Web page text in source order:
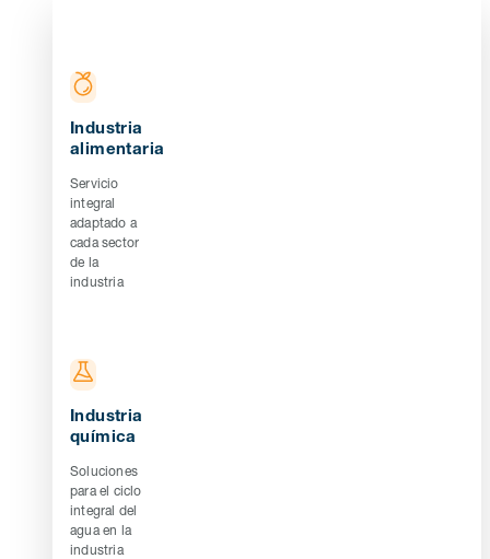
Industria
alimentaria
Servicio
integral
adaptado a
cada sector
de la
industria
Industria
química
Soluciones
para el ciclo
integral del
agua en la
industria